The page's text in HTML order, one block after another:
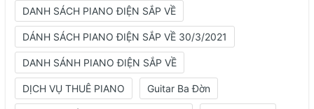
DANH SÁCH PIANO ĐIỆN SẮP VỀ
DÁNH SÁCH PIANO ĐIỆN SẮP VỀ 30/3/2021
DANH SÁNH PIANO ĐIỆN SẮP VỀ
DỊCH VỤ THUÊ PIANO Guitar Ba Đờn